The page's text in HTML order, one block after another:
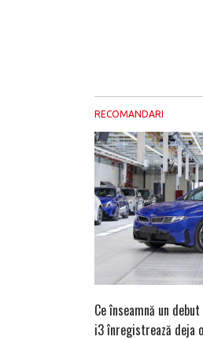
RECOMANDARI
Ce înseamnă un
i3 înregistrează deja